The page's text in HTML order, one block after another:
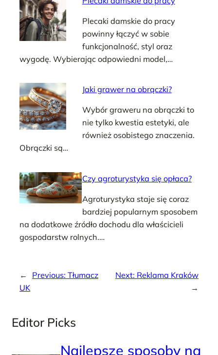
Plecaki damskie do pracy
powinny łączyć w sobie
funkcjonalność, styl oraz
wygodę. Wybierając odpowiedni model,…
Jaki grawer na obrączki?
Wybór graweru na obrączki to
nie tylko kwestia estetyki, ale
również osobistego znaczenia.
Obrączki są…
Czy agroturystyka się opłaca?
Agroturystyka staje się coraz
bardziej popularnym sposobem
na dodatkowe źródło dochodu dla właścicieli
gospodarstw rolnych.…
← Previous: Tłumacz
UK
Next: Reklama Kraków
→
Editor Picks
Najlepsze sposoby na